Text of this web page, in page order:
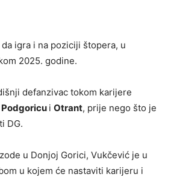
igra i na poziciji štopera, u
2025. godine.
defanzivac tokom karijere
Podgoricu i Otrant, prije nego što je
DG.
u Donjoj Gorici, Vukčević je u
u kojem će nastaviti karijeru i